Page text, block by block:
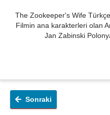
The Zookeeper's Wife
Filmin ana karakterleri olan
Jan Zabinski
Sonraki